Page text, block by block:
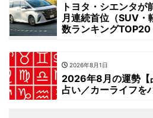
トヨタ・シエンタ
月連続首位（SUV・
数ランキング
2026年8月1日
2026年8月の運勢【
占い／カーライフを